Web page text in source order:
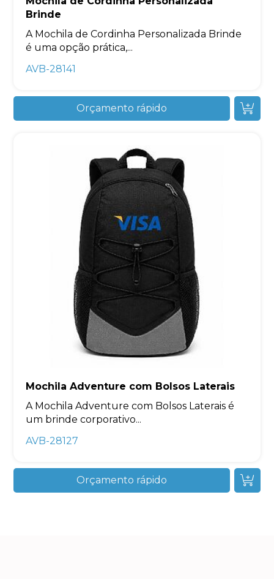
Brinde
A Mochila de Cordinha Personalizada Brinde
é uma opção prática,...
AVB-28141
Orçamento rápido
Mochila Adventure com Bolsos Laterais
A Mochila Adventure com Bolsos Laterais é
um brinde corporativo...
AVB-28127
Orçamento rápido